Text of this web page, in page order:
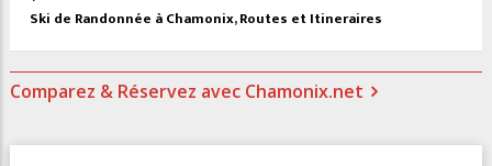
Ski de Randonnée à Chamonix, Routes et Itineraires
Comparez & Réservez avec Chamonix.net